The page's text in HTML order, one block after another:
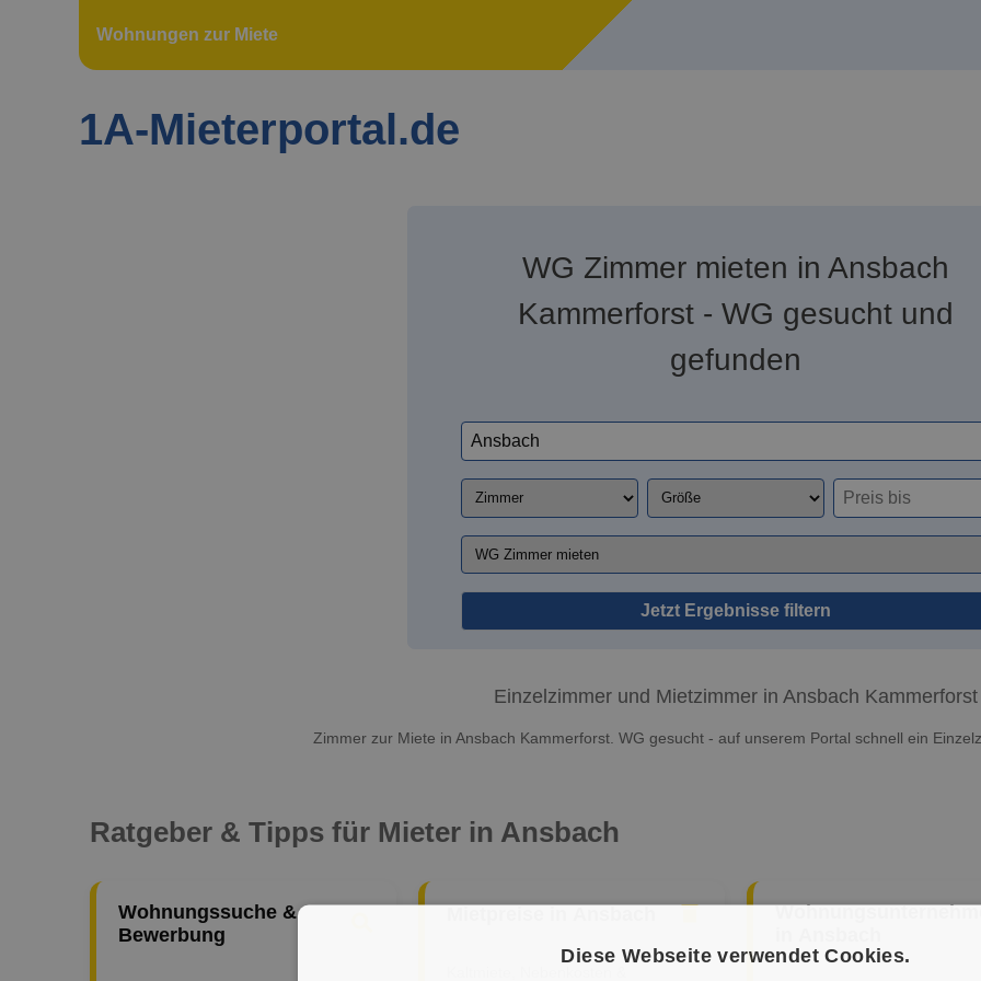
Wohnungen zur Miete
1A-Mieterportal.de
WG Zimmer mieten in Ansbach
Kammerforst - WG gesucht und
gefunden
Jetzt Ergebnisse filtern
Einzelzimmer und Mietzimmer in Ansbach Kammerforst
Zimmer zur Miete in Ansbach Kammerforst. WG gesucht - auf unserem Portal schnell ein
Ratgeber & Tipps für Mieter in Ansbach
Wohnungssuche &
Bewerbung
Diese Webseite verwendet Cookies.